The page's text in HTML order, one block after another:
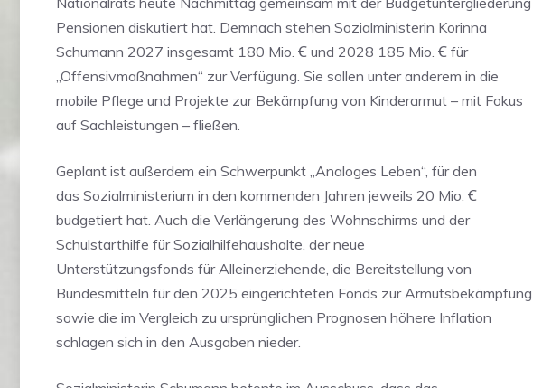
Pensionen diskutiert hat. Demnach stehen Sozialministerin Korinna
Schumann 2027 insgesamt 180 Mio. Ꞓ und 2028 185 Mio. Ꞓ für
„Offensivmaßnahmen“ zur Verfügung. Sie sollen unter anderem in die
mobile Pflege und Projekte zur Bekämpfung von Kinderarmut – mit Fokus
auf Sachleistungen – fließen.
Geplant ist außerdem ein Schwerpunkt „Analoges Leben“, für den
das Sozialministerium in den kommenden Jahren jeweils 20 Mio. Ꞓ
budgetiert hat. Auch die Verlängerung des Wohnschirms und der
Schulstarthilfe für Sozialhilfehaushalte, der neue
Unterstützungsfonds für Alleinerziehende, die Bereitstellung von
Bundesmitteln für den 2025 eingerichteten Fonds zur Armutsbekämpfung
sowie die im Vergleich zu ursprünglichen Prognosen höhere Inflation
schlagen sich in den Ausgaben nieder.